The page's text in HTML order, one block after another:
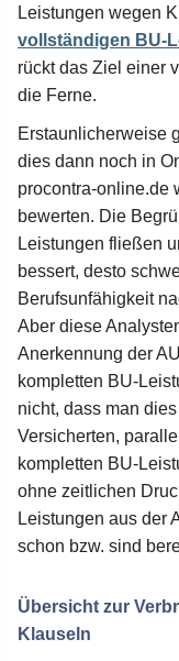
Leistungen wegen
vollständigen BU-
rückt das Ziel einer
die Ferne.
Erstaunlicherweise
dies dann noch in
procontra-online.de
bewerten. Die
Leistungen fließen
bessert, desto
Berufsunfähigkeit
Aber diese
Anerkennung der
kompletten BU-
nicht, dass man
Versicherten,
kompletten BU-
ohne zeitlichen
Leistungen aus der
schon bzw. sind
Übersicht zur
Klauseln